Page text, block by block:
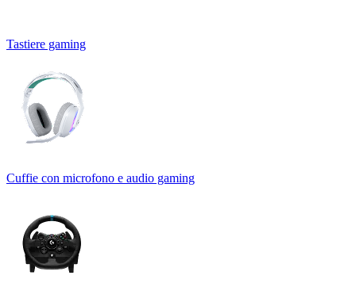
Tastiere gaming
Cuffie con microfono e audio gaming